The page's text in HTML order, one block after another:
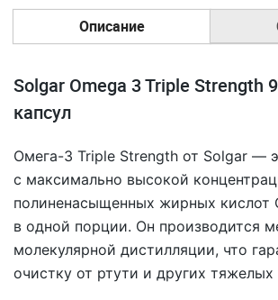
Описание
Solgar Omega 3 Triple Strength
капсул
Омега-3 Triple Strength от Solgar —
с максимально высокой
полиненасыщенных жирных кислот
в одной порции. Он производится
молекулярной дистилляции, что
очистку от ртути и других тяжелых